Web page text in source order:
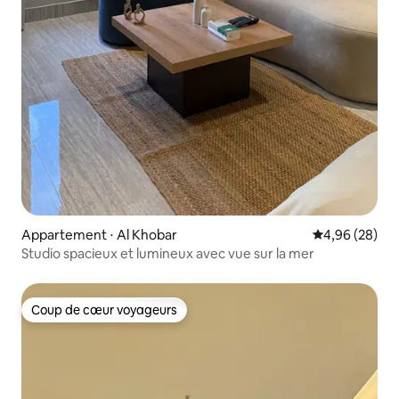
Appartement ⋅ Al Khobar Évaluation
4,96 (28)
Studio spacieux et lumineux avec vue sur la mer
Coup de cœur voyageurs
Coup de cœur voyageurs